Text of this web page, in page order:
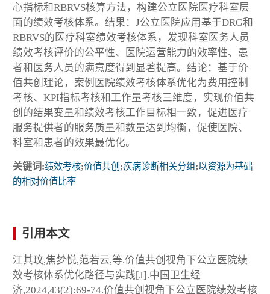
心指标和RBRVS核算方法，构建公立医院医疗科室层
面的绩效考核体系。结果：J公立医院应用基于DRG和
RBRVS的医疗科室绩效考核体系，发现科室医务人员
绩效考核评价的公平性、医院运营能力的效率性、患
者和医务人员的满意度得到显著提高。结论：基于价
值共创理论，案例医院绩效考核体系优化为费用控制
考核、KPI指标考核和工作量考核三维度，实现价值共
创的结果变量和绩效考核工作目标相一致，促进医疗
服务提供者的服务质量和数量达到均衡，促使医院、
科室和患者的效果最优化。
关键词:绩效考核;价值共创 ;疾病诊断相关分组;以资源为基础
的相对价值比率
引用本文
江其玟,焦梦悦,范若云,等.价值共创视角下公立医院绩
效考核体系优化路径与实践[J].中国卫生经
济,2024,43(2):69-74.价值共创视角下公立医院绩效考核